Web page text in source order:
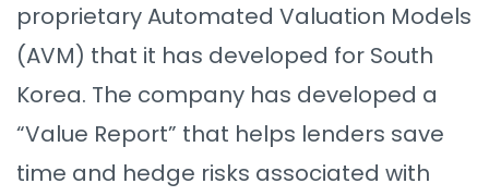
proprietary Automated Valuation Models
(AVM) that it has developed for South
Korea. The company has developed a
“Value Report” that helps lenders save
time and hedge risks associated with